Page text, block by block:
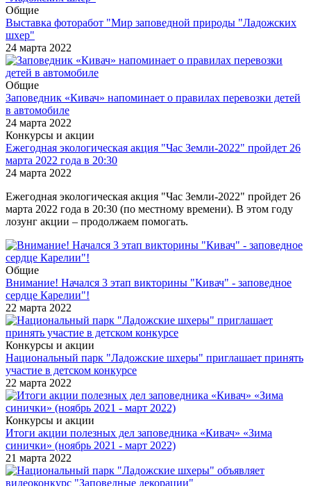
Общие
Выставка фоторабот "Мир заповедной природы "Ладожских
шхер"
24 марта 2022
Общие
Заповедник «Кивач» напоминает о правилах перевозки детей
в автомобиле
24 марта 2022
Конкурсы и акции
Ежегодная экологическая акция "Час Земли-2022" пройдет 26
марта 2022 года в 20:30
24 марта 2022
Ежегодная экологическая акция "Час Земли-2022" пройдет 26
марта 2022 года в 20:30 (по местному времени). В этом году
лозунг акции – продолжаем помогать.
Общие
Внимание! Начался 3 этап викторины "Кивач" - заповедное
сердце Карелии"!
22 марта 2022
Конкурсы и акции
Национальный парк "Ладожские шхеры" приглашает принять
участие в детском конкурсе
22 марта 2022
Конкурсы и акции
Итоги акции полезных дел заповедника «Кивач» «Зима
синички» (ноябрь 2021 - март 2022)
21 марта 2022